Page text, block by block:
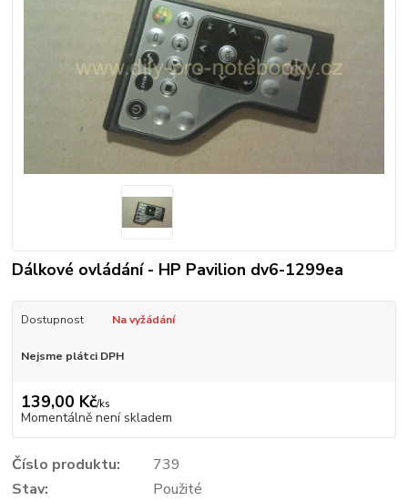
Dálkové ovládání - HP Pavilion dv6-1299ea
Dostupnost Na vyžádání
Nejsme plátci DPH
139,00 Kč/ks
Momentálně není skladem
Číslo produktu:
739
Stav:
Použité